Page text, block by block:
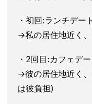
・初回:ランチデート
→私の居住地近く
・2回目:カフェデ
→彼の居住地近く
は彼負担)